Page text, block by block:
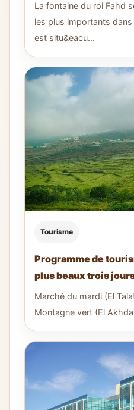
La fontaine du roi Fahd
les plus importants
est situ&eacu...
Tourisme
Programme de
plus beaux trois
Marché du mardi (El
Montagne vert (El